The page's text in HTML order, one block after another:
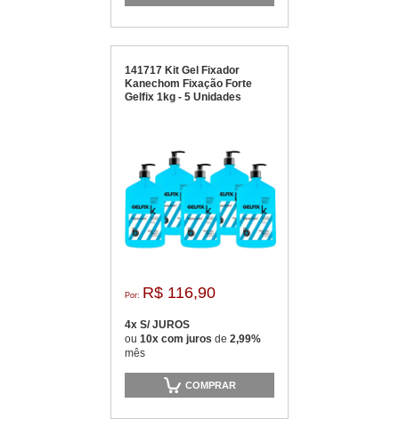
141717 Kit Gel Fixador
Kanechom Fixação Forte
Gelfix 1kg - 5 Unidades
Por: R$ 116,90
4x S/ JUROS
ou 10x com juros de 2,99%
mês
COMPRAR